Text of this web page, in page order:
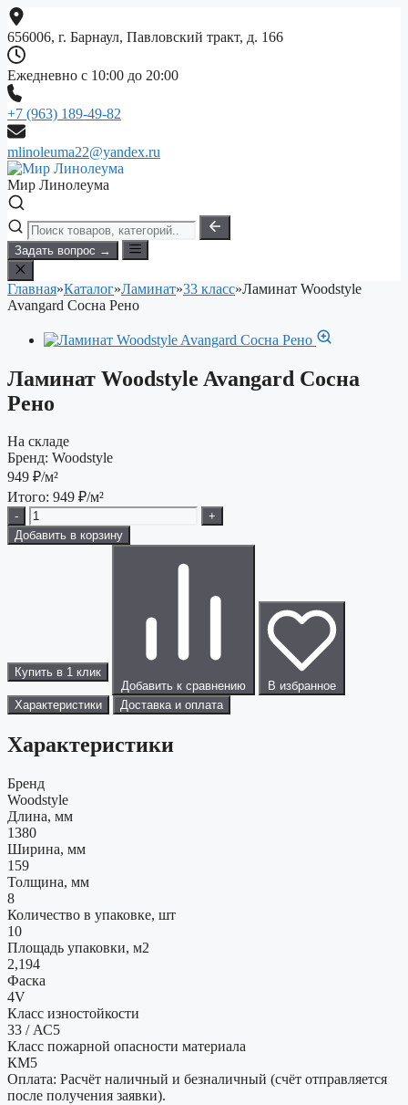
Перейти
к
содержимому
656006, г. Барнаул, Павловский тракт, д. 166
Ежедневно с 10:00 до 20:00
+7 (963) 189-49-82
mlinoleuma22@yandex.ru
Мир Линолеума
Задать вопрос →
Главная»Каталог»Ламинат»33 класс»Ламинат Woodstyle
Avangard Сосна Рено
Ламинат Woodstyle Avangard Сосна
Рено
На складе
Бренд: Woodstyle
949 ₽/м²
Итого: 949 ₽/м²
-
+
Добавить в корзину
Купить в 1 клик
Добавить к сравнению
В избранное
Характеристики
Доставка и оплата
Характеристики
Бренд
Woodstyle
Длина, мм
1380
Ширина, мм
159
Толщина, мм
8
Количество в упаковке, шт
10
Площадь упаковки, м2
2,194
Фаска
4V
Класс изностойкости
33 / АС5
Класс пожарной опасности материала
КМ5
Оплата: Расчёт наличный и безналичный (счёт отправляется
после получения заявки).